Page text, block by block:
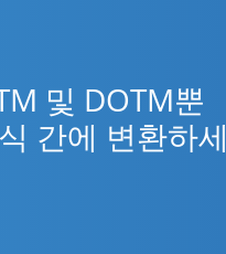
및 DOTM뿐
간에 변환하세